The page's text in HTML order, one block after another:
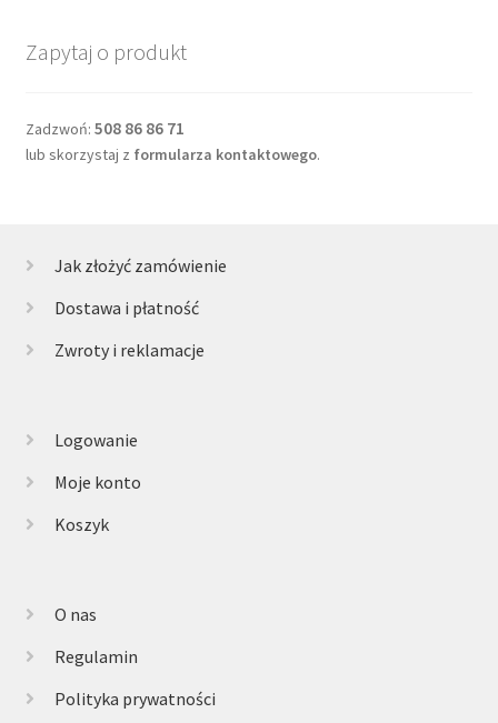
Zapytaj o produkt
Zadzwoń: 508 86 86 71
lub skorzystaj z formularza kontaktowego.
Jak złożyć zamówienie
Dostawa i płatność
Zwroty i reklamacje
Logowanie
Moje konto
Koszyk
O nas
Regulamin
Polityka prywatności